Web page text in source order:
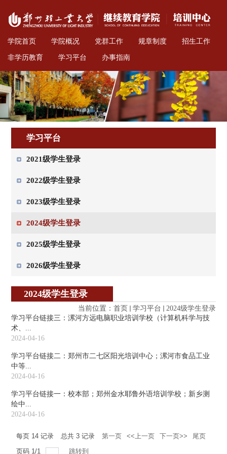
学院首页 学院概况 党群工作 规章制度 招生工作
非学历教育 学习平台 办事指南
学习平台
2021级学生登录
2022级学生登录
2023级学生登录
2024级学生登录
2025级学生登录
2026级学生登录
2024级学生登录
当前位置： 首页 学习平台
2024级学生登录
学习平台链接三：漯河方远电脑职业培训学校（计算机科学与技
术、...
2024-04-16
学习平台链接二：郑州市二七区阳光培训中心；漯河市食品工业
中等...
2024-04-16
学习平台链接一：校本部；郑州金水耶鲁外语培训学校；新乡测
绘中...
2024-04-16
每页 14 记录 总共3 记录 第一页 <<上一页 下一页>>
尾页
页码 1/1 跳转到